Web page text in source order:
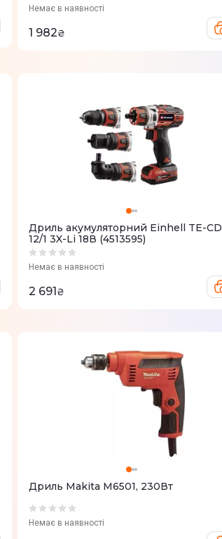
Немає в наявності
1 982₴
Дриль акумуляторний Einhell TE-CD
12/1 3X-Li 18В (4513595)
Немає в наявності
2 691₴
Дриль Makita M6501, 230Вт
Немає в наявності